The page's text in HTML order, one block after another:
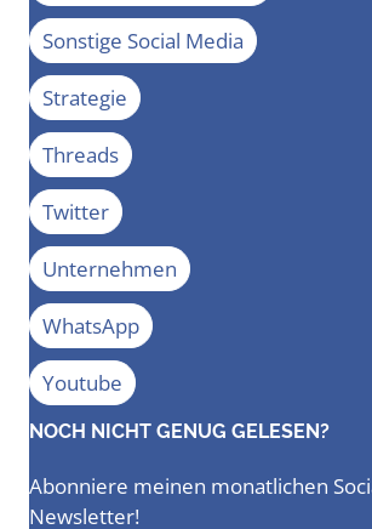
Sonstige Social Media
Strategie
Threads
Twitter
Unternehmen
WhatsApp
Youtube
NOCH NICHT GENUG GELESEN?
Abonniere meinen monatlichen
Newsletter!